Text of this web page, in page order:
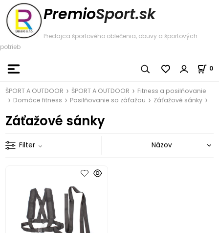
PremioSport.sk
Predajca športového oblečenia, obuvy a športových
potrieb
0
ŠPORT A OUTDOOR ŠPORT A OUTDOOR
Fitness a posilňovanie
Domáce fitness
Posilňovanie so záťažou Záťažové sánky
Záťažové sánky
Filter